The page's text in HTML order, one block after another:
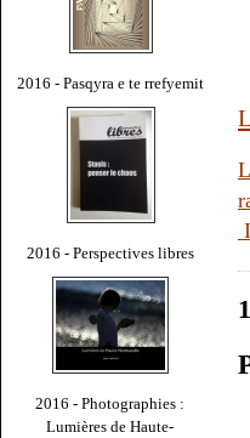
2016 - Pasqyra e te rrefyemit
2016 - Perspectives libres
2016 - Photographies :
Lumières de Haute-